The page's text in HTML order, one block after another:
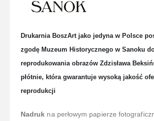
Drukarnia BoszArt jako jedyna w Polsce
zgodę Muzeum Historycznego w Sanoku
reprodukowania obrazów Zdzisława
płótnie, która gwarantuje wysoką jakość
reprodukcji
Nadruk na perłowym papierze